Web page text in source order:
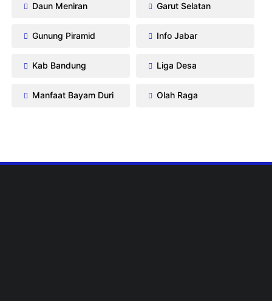
Daun Meniran Garut Selatan
Gunung Piramid Info Jabar
Kab Bandung Liga Desa
Manfaat Bayam Duri Olah Raga